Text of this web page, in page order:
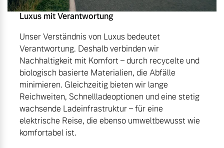
Luxus mit Verantwortung
Unser Verständnis von Luxus bedeutet
Verantwortung. Deshalb verbinden wir
Nachhaltigkeit mit Komfort – durch recycelte und
biologisch basierte Materialien, die Abfälle
minimieren. Gleichzeitig bieten wir lange
Reichweiten, Schnellladeoptionen und eine stetig
wachsende Ladeinfrastruktur – für eine
elektrische Reise, die ebenso umweltbewusst wie
komfortabel ist.